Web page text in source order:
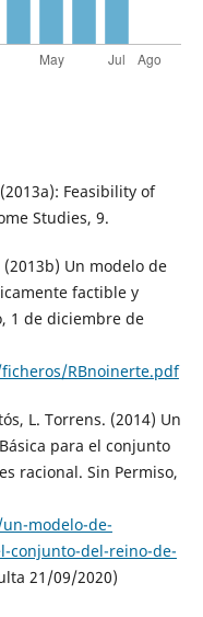
Feasibility of
Studies, 9.
(2013b) Un modelo de
factible y
1 de diciembre de
RBnoinerte.pdf
L. Torrens. (2014) Un
para el conjunto
racional. Sin Permiso,
modelo-de-
conjunto-del-reino-de-
21/09/2020)